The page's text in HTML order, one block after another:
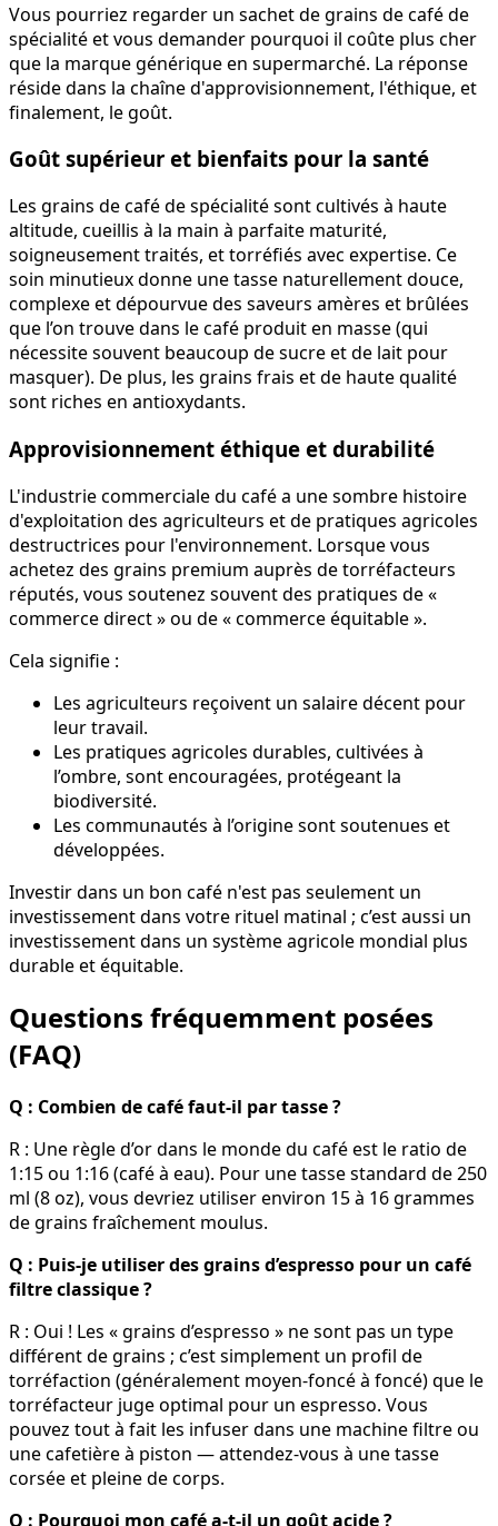
Vous pourriez regarder un sachet de grains de café de
spécialité et vous demander pourquoi il coûte plus cher
que la marque générique en supermarché. La réponse
réside dans la chaîne d'approvisionnement, l'éthique, et
finalement, le goût.
Goût supérieur et bienfaits pour la santé
Les grains de café de spécialité sont cultivés à haute
altitude, cueillis à la main à parfaite maturité,
soigneusement traités, et torréfiés avec expertise. Ce
soin minutieux donne une tasse naturellement douce,
complexe et dépourvue des saveurs amères et brûlées
que l’on trouve dans le café produit en masse (qui
nécessite souvent beaucoup de sucre et de lait pour
masquer). De plus, les grains frais et de haute qualité
sont riches en antioxydants.
Approvisionnement éthique et durabilité
L'industrie commerciale du café a une sombre histoire
d'exploitation des agriculteurs et de pratiques agricoles
destructrices pour l'environnement. Lorsque vous
achetez des grains premium auprès de torréfacteurs
réputés, vous soutenez souvent des pratiques de «
commerce direct » ou de « commerce équitable ».
Cela signifie :
Les agriculteurs reçoivent un salaire décent pour
leur travail.
Les pratiques agricoles durables, cultivées à
l’ombre, sont encouragées, protégeant la
biodiversité.
Les communautés à l’origine sont soutenues et
développées.
Investir dans un bon café n'est pas seulement un
investissement dans votre rituel matinal ; c’est aussi un
investissement dans un système agricole mondial plus
durable et équitable.
Questions fréquemment posées
(FAQ)
Q : Combien de café faut-il par tasse ?
R : Une règle d’or dans le monde du café est le ratio de
1:15 ou 1:16 (café à eau). Pour une tasse standard de 250
ml (8 oz), vous devriez utiliser environ 15 à 16 grammes
de grains fraîchement moulus.
Q : Puis-je utiliser des grains d’espresso pour un café
filtre classique ?
R : Oui ! Les « grains d’espresso » ne sont pas un type
différent de grains ; c’est simplement un profil de
torréfaction (généralement moyen-foncé à foncé) que le
torréfacteur juge optimal pour un espresso. Vous
pouvez tout à fait les infuser dans une machine filtre ou
une cafetière à piston — attendez-vous à une tasse
corsée et pleine de corps.
Q : Pourquoi mon café a-t-il un goût acide ?